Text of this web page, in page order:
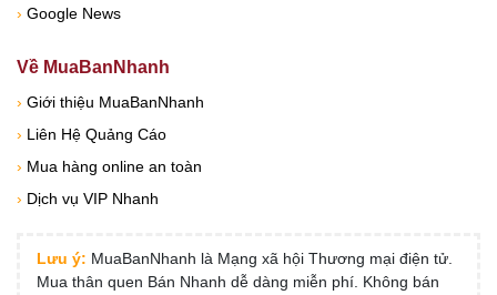
› Google News
Về MuaBanNhanh
› Giới thiệu MuaBanNhanh
› Liên Hệ Quảng Cáo
› Mua hàng online an toàn
› Dịch vụ VIP Nhanh
Lưu ý: MuaBanNhanh là Mạng xã hội Thương mại điện tử.
Mua thân quen Bán Nhanh dễ dàng miễn phí. Không bán